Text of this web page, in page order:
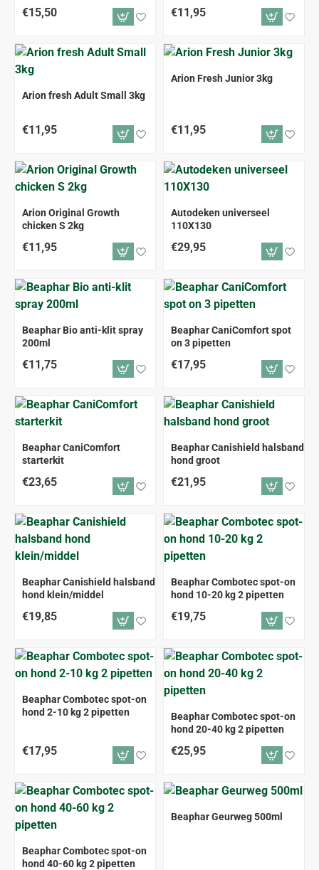
€15,50 €11,95
Arion fresh Adult Small 3kg
€11,95
Arion Fresh Junior 3kg
€11,95
Arion Original Growth
chicken S 2kg
€11,95
Autodeken universeel
110X130
€29,95
Beaphar Bio anti-klit spray
200ml
€11,75
Beaphar CaniComfort spot
on 3 pipetten
€17,95
Beaphar CaniComfort
starterkit
€23,65
Beaphar Canishield halsband
hond groot
€21,95
Beaphar Canishield halsband
hond klein/middel
€19,85
Beaphar Combotec spot-on
hond 10-20 kg 2 pipetten
€19,75
Beaphar Combotec spot-on
hond 2-10 kg 2 pipetten
€17,95
Beaphar Combotec spot-on
hond 20-40 kg 2 pipetten
€25,95
Beaphar Combotec spot-on
hond 40-60 kg 2 pipetten
Beaphar Geurweg 500ml